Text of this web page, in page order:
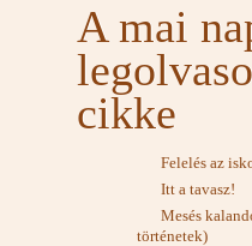
A mai
cikke
Felelés az
Itt a tavasz!
Mesés
történetek)